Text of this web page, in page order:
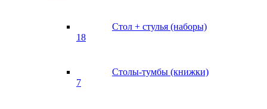
Стол + стулья (наборы)
18
Столы-тумбы (книжки)
7